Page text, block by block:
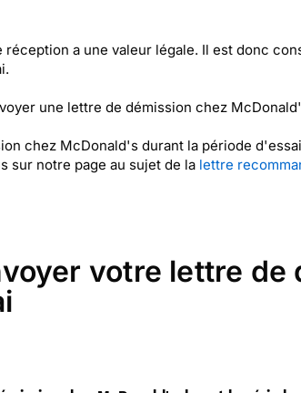
réception a une valeur légale. Il est donc
une lettre de démission chez
chez McDonald's durant la période
sur notre page au sujet de la lettre
votre lettre